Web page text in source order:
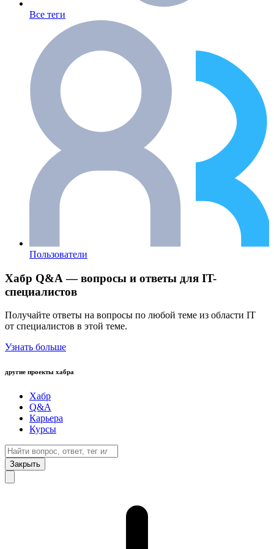
Все теги
Пользователи
Хабр Q&A — вопросы и ответы для IT-
специалистов
Получайте ответы на вопросы по любой теме из области IT
от специалистов в этой теме.
Узнать больше
другие проекты хабра
Хабр
Q&A
Карьера
Курсы
Закрыть